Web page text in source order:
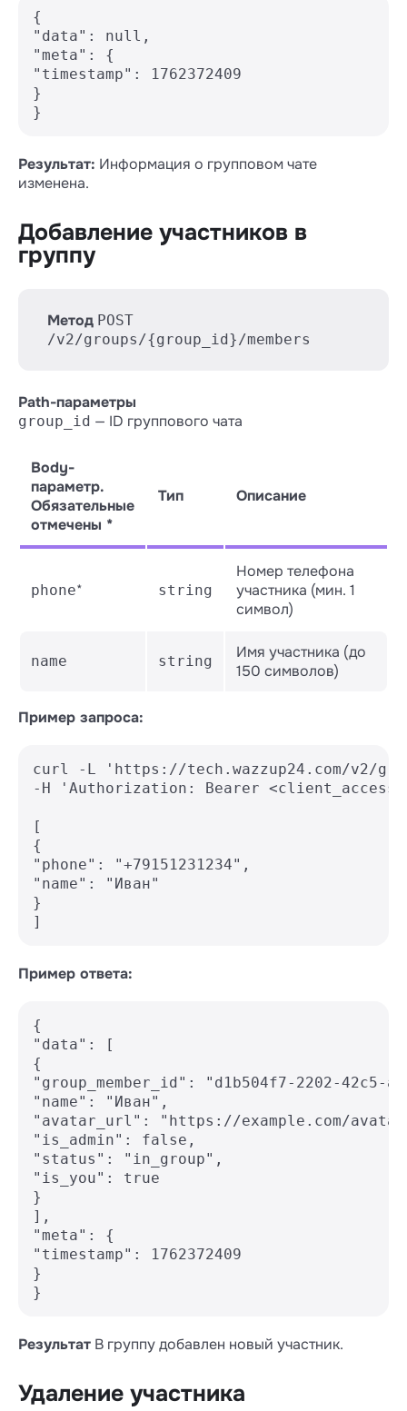
{
"data": null,
"meta": {
"timestamp": 1762372409
}
Результат: Информация о групповом чате
изменена.
Добавление участников в
группу
Метод POST
/v2/groups/{group_id}/members
Path-параметры
group_id — ID группового чата
Body-
параметр.
Обязательные
отмечены *
Тип Описание
phone* string
Номер телефона
участника (мин. 1
символ)
name string
Имя участника (до
150 символов)
Пример запроса:
curl -L 'https://tech.wazzup24.com/v2/
-H 'Authorization: Bearer
[
{
"phone": "+79151231234",
"name": "Иван"
}
Пример ответа:
{
"data": [
{
"group_member_id": "d1b504f7-2202-42c5-
"name": "Иван",
"avatar_url": "https://example.com/
"is_admin": false,
"status": "in_group",
"is_you": true
}
],
"meta": {
"timestamp": 1762372409
}
Результат В группу добавлен новый участник.
Удаление участника